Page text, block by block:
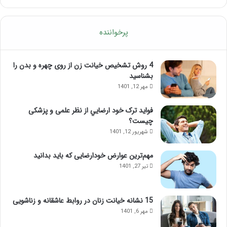
پرخواننده
4 روش تشخیص خیانت زن از روی چهره و بدن را
بشناسید
مهر 12, 1401
فواید ترک خود ارضايي از نظر علمی و پزشکی
چیست؟
شهریور 12, 1401
مهم‌ترین عوارض خودارضایی که باید بدانید
تیر 27, 1401
15 نشانه خیانت زنان در روابط عاشقانه و زناشویی
مهر 6, 1401